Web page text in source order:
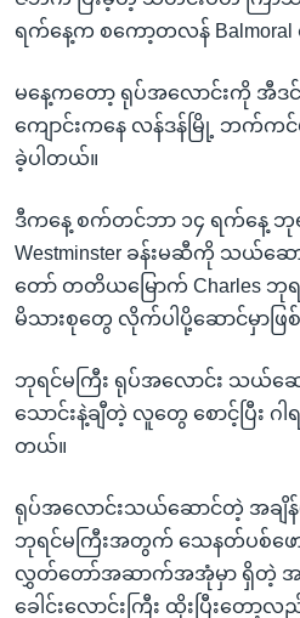
ရက်နေ့က စကော့တလန် Balmoral
မနေ့ကတော့ ရုပ်အလောင်းကို အီဒင်
ကျောင်းကနေ လန်ဒန်မြို့ ဘက်က
ခဲ့ပါတယ်။
ဒီကနေ့ စက်တင်ဘာ ၁၄ ရက်နေ့ ဘု
Westminster ခန်းမဆီကို သယ်ဆ
တော် တတိယမြောက် Charles ဘုရ
မိသားစုတွေ လိုက်ပါပို့ဆောင်မှာဖြ
ဘုရင်မကြီး ရုပ်အလောင်း သယ်ဆ
သောင်းနဲ့ချီတဲ့ လူတွေ စောင့်ပြီး ဂါ
တယ်။
ရုပ်အလောင်းသယ်ဆောင်တဲ့ အချိန်မှ
ဘုရင်မကြီးအတွက် သေနတ်ပစ်ဖေ
လွှတ်တော်အဆာက်အအုံမှာ ရှိတဲ့ အ
ခေါင်းလောင်းကြီး ထိုးပြီးတော့